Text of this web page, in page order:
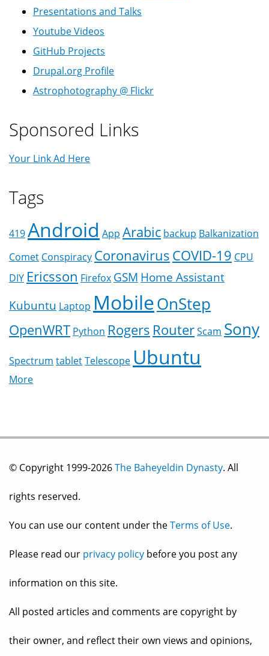
Presentations and Talks
Youtube Videos
GitHub Projects
Drupal.org Profile
Astrophotography @ Flickr
Sponsored Links
Your Link Ad Here
Tags
419Android App Arabic backup Balkanization
Comet Conspiracy CoronavirusCOVID-19 CPU
DIY Ericsson Firefox GSM Home Assistant
Kubuntu Laptop MobileOnStep
OpenWRT Python Rogers RouterScam Sony
Spectrum tabletTelescope Ubuntu
More
© Copyright 1999-2026The Baheyeldin Dynasty. All
rights reserved.
You can use our content under theTerms of Use.
Please read our privacy policy before you post any
information on this site.
All posted articles and comments are copyright by
their owner, and reflect their own views and opinions,